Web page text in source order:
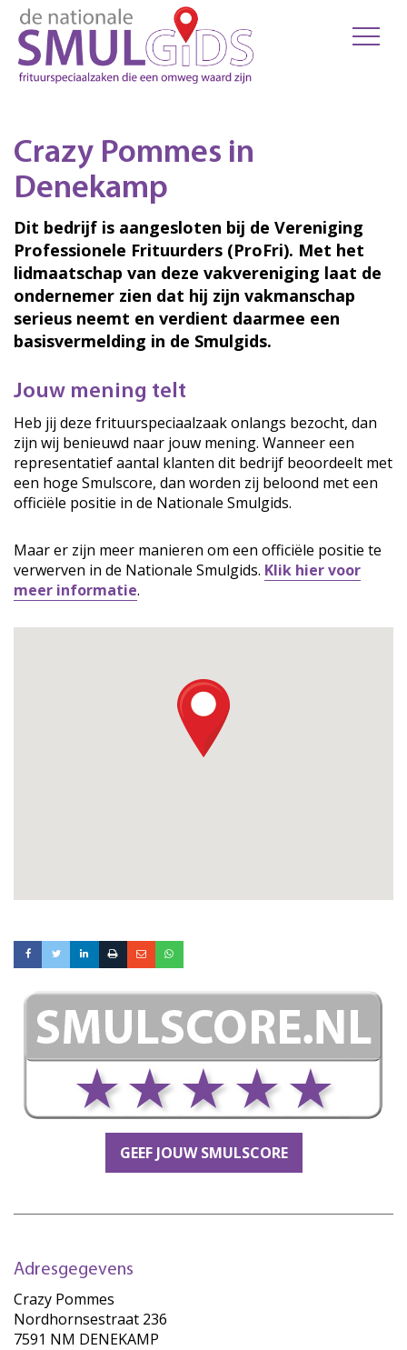
Crazy Pommes in
Denekamp
Dit bedrijf is aangesloten bij de Vereniging
Professionele Frituurders (ProFri). Met het
lidmaatschap van deze vakvereniging laat de
ondernemer zien dat hij zijn vakmanschap
serieus neemt en verdient daarmee een
basisvermelding in de Smulgids.
Jouw mening telt
Heb jij deze frituurspeciaalzaak onlangs bezocht, dan
zijn wij benieuwd naar jouw mening. Wanneer een
representatief aantal klanten dit bedrijf beoordeelt met
een hoge Smulscore, dan worden zij beloond met een
officiële positie in de Nationale Smulgids.
Maar er zijn meer manieren om een officiële positie te
verwerven in de Nationale Smulgids. Klik hier voor
meer informatie.
GEEF JOUW SMULSCORE
Adresgegevens
Crazy Pommes
Nordhornsestraat 236
7591 NM DENEKAMP